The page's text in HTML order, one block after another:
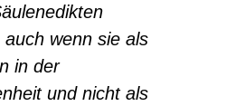
auch wenn sie als
in der
und nicht als